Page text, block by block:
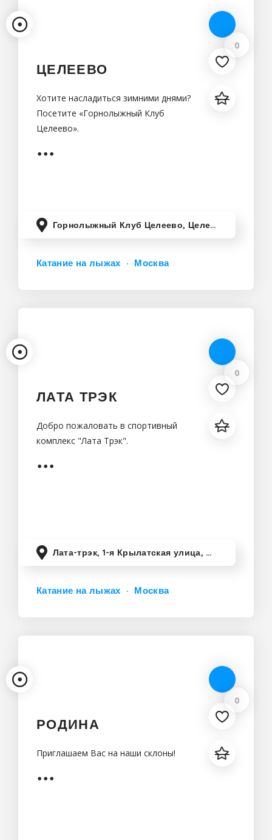
0
ЦЕЛЕЕВО
Хотите насладиться зимними днями?
Посетите «Горнолыжный Клуб
Целеево».
Горнолыжный Клуб Целеево, Целеево, Московская область, Россия
Катание на лыжах Москва
0
ЛАТА ТРЭК
Добро пожаловать в спортивный
комплекс "Лата Трэк".
Лата-трэк, 1-я Крылатская улица, Москва, Россия
Катание на лыжах Москва
0
РОДИНА
Приглашаем Вас на наши склоны!